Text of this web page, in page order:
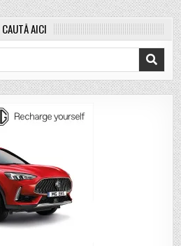
CAUTĂ AICI